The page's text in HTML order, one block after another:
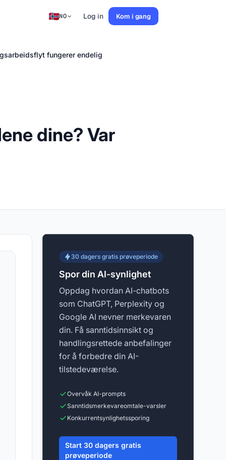
NO Log in Kom i gang
fungerer endelig
dine? Var
30 dagers gratis prøveperiode
Spor din AI-synlighet
Oppdag hvordan AI-chatbots
som ChatGPT, Perplexity og
Google AI nevner merkevaren
din. Få sanntidsinnsikt og
handlingsrettede anbefalinger
for å forbedre din AI-
tilstedeværelse.
Overvåk AI-prompts
Sanntidsmerkevareomtale-varsler
Konkurrentsynlighetssporing
Start 30 dagers gratis
prøveperiode